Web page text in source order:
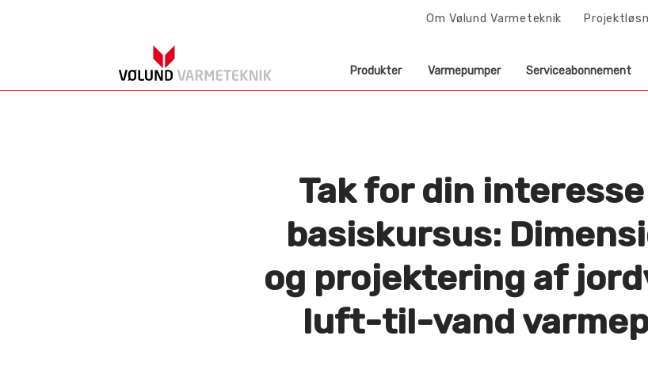
Om Vølund Varmeteknik
Produkter Varmepumper Serviceabonnement
Tak for din
basiskursus:
og projektering af
luft-til-vand